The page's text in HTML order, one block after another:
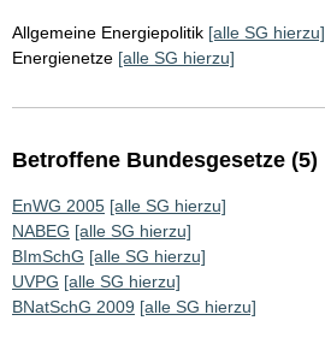
Allgemeine Energiepolitik [alle SG hierzu]
Energienetze [alle SG hierzu]
Betroffene Bundesgesetze (5)
EnWG 2005 [alle SG hierzu]
NABEG [alle SG hierzu]
BImSchG [alle SG hierzu]
UVPG [alle SG hierzu]
BNatSchG 2009 [alle SG hierzu]